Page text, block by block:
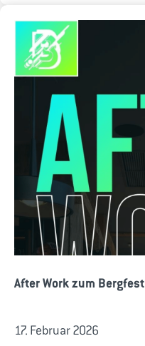
After Work zum Bergfest
17. Februar 2026